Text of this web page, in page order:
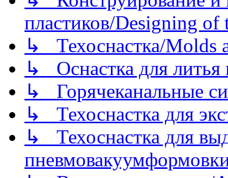
пластиков/Designing of
↳ Техоснастка/Molds
↳ Оснастка для литья
↳ Горячеканальные
↳ Техоснастка для
↳ Техоснастка для